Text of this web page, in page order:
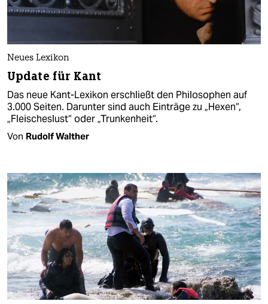
Neues Lexikon
Update für Kant
Das neue Kant-Lexikon erschließt den Philosophen auf
3.000 Seiten. Darunter sind auch Einträge zu „Hexen“,
„Fleischeslust“ oder „Trunkenheit“.
Von Rudolf Walther